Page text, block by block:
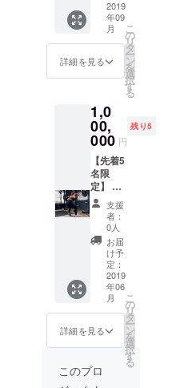
ション
効果 こ
の値段
で、タ
イ古式
マッ
サー
ワイ式
ロミロ
ミマッ
サー
ジ、中
国式推
拿(スイ
ナ)の3
種の手
技が学
べる場
所は、
他にあ
りませ
ん！ 修
了後、
希望者
にはこ
のスタ
ジオで
の施術
が可能
限定5名
様の募
集にさ
せて頂
きま
す。
差がご
ざいま
すこと
を予め
ご了承
くださ
い。」
限あ
り、期
限は初
来店日
より、
６ヶ月
間可能
です。
です
が、特
別な事
情がご
ざいま
す場合
には、
期限の
延長は
応相談
とさせ
て頂き
ます。
asana
ヨガ
17:30
Pranay
am 呼吸
法
17:45
プ
ジャ
19:30
Dinner
夕食
20:30
Meditati
on 瞑
想
21:00
Sat
sanga
祈り
＜含ま
れてい
るもの
＞ 宿泊
費、食
費、空
港送迎
費用、
緊急時
合いが
いる、
別ホテ
ルでの
滞在希
望の方
は、別
負担に
て可能
です）
本場の
トレー
ニング
を学
び、将
来イン
ストラ
クター
を目指
すモチ
ベー
ション
アップ
にした
い方、
地元ア
メリカ
人と一
緒にピ
パート
ナース
トレッ
チ、ス
ポーツ
整体な
ど、
サージ
の施術
メ
ニュー
を選択
いただ
くこと
も可能
です。
最低週
２回、
最大１
８０分
まで、
の枠は
保証致
しま
す。 フ
ルオー
ダーメ
イドの
パーソ
ラク
ター＆
セラピ
スト養
成講
座」 〜
ヨガ、
ティ
ス、エ
アロビ
クス、
キネシ
ス、エ
アリア
ルヨガ
への応
用、セ
ラピス
トや整
体師か
らのア
プロー
チ、解
剖学、
栄養
学、健
康力
学、
等々２
た貴社
様の福
利厚生
に、施
設をご
利用頂
けま
ループ
レッス
ン、マ
シント
レーニ
ング、
可能。
また御
社への
出張
レッス
ンも可
能で
す。
（通常
１回あ
たり
130000
円で
す） ご
来店の
際、ヨ
生をよ
り豊か
に、丁
寧に暮
らして
いくた
めにヨ
り入れ
ている
人が多
いで
す。 日
本でも
ブーム
のSUP
YOGA
が、や
はりハ
ワイで
も人
気。 ハ
ワイの
魅力で
あるき
れいな
海での
サー
フィン
とヨガ
2019
年09
月
詳細を見る
こ
の
リ
タ
ー
ン
を
選
択
す
る
1,0
00,
000 円
残り5
【先着5
名限
定】 1
年間、
パーソ
ナルト
レーニ
ング通
い放題
コース
になり
ます。
またト
レーニ
ングだ
けでな
く、
マッ
支援
者：
0人
お届
け予
定：
2019
年06
月
詳細を見る
こ
の
リ
タ
ー
ン
を
選
択
す
る
このプロ